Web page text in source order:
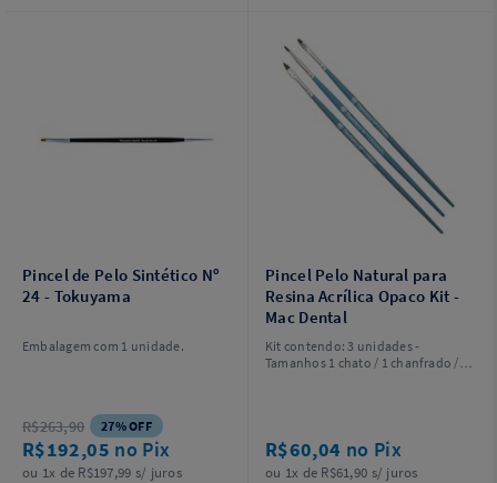
Pincel de Pelo Sintético Nº
24 - Tokuyama
Embalagem com 1 unidade.
R$263,90 27% OFF
R$192,05 no Pix
ou 1x de R$197,99 s/ juros
Pincel Pelo Natural para
Resina Acrílica Opaco Kit -
Mac Dental
Kit contendo: 3 unidades -
Tamanhos 1 chato / 1 chanfrado / 1
R$60,04 no Pix
ou 1x de R$61,90 s/ juros